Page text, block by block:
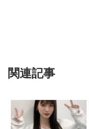
関連記事